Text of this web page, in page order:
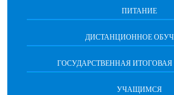
ПИТАНИЕ
ДИСТАНЦИОННОЕ
ГОСУДАРСТВЕННАЯ ИТОГОВАЯ
УЧАЩИМСЯ